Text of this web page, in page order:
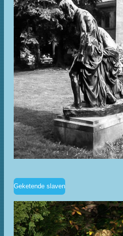
Geketende slaven